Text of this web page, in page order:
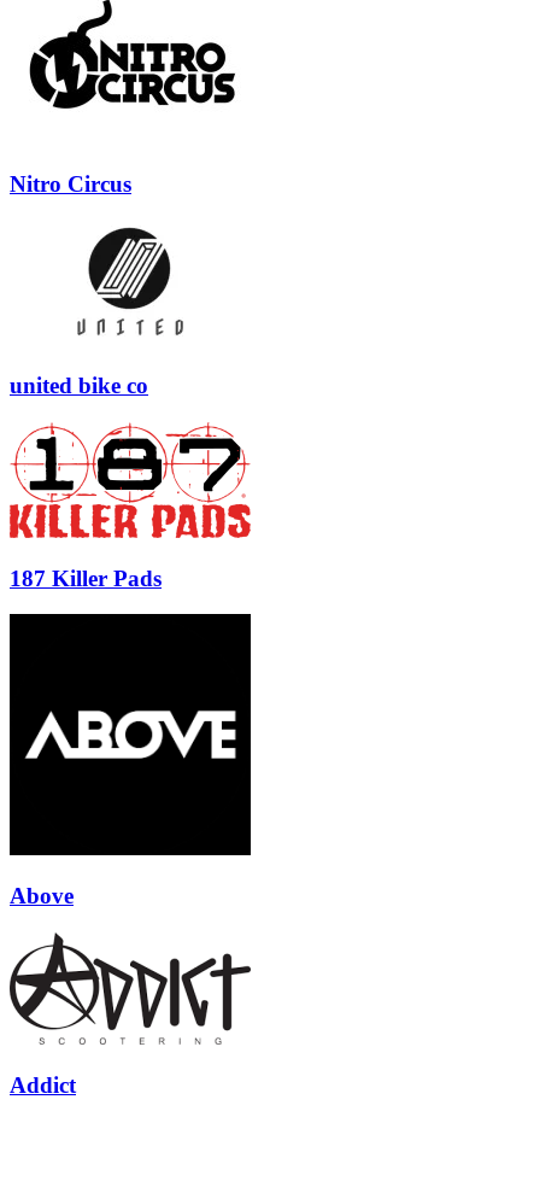
Nitro Circus
united bike co
187 Killer Pads
Above
Addict